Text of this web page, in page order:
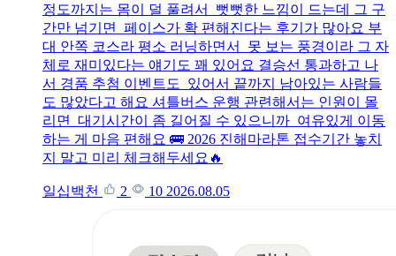
정도까지는 몸이 덜 풀려서 뻣뻣한 느낌이 드는데 그 구
간만 넘기면 페이스가 확 편해진다는 후기가 많아요 부
대 안쪽 코스라 평소 러닝하면서 못 보는 풍경이라 그 자
체로 재미있다는 얘기도 꽤 있어요 결승선 통과하고 나
서 경품 추첨 이벤트도 있어서 끝까지 남아있는 사람들
도 많았다고 해요 셔틀버스 운행 관련해서는 인원이 몰
리면 대기시간이 좀 길어질 수 있으니까 여유있게 이동
하는 게 마음 편해요 🚌 2026 진해마라톤 접수기간 놓치
지 말고 미리 체크해두세요🔥
일십백천 2 10 2026.08.05